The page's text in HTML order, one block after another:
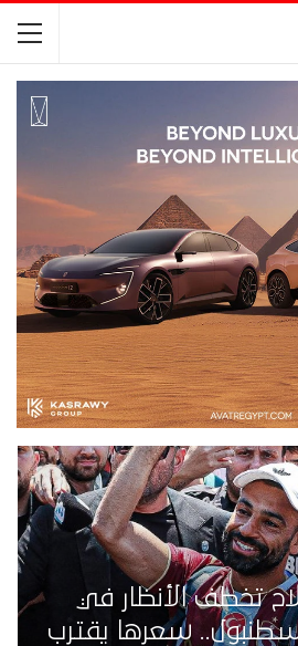
تخطف الأنظار في
سعرها يقترب